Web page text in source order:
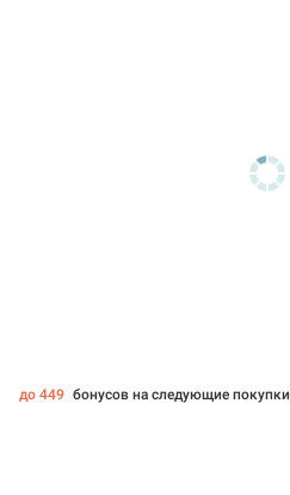
до 449 бонусов на следующие покупки